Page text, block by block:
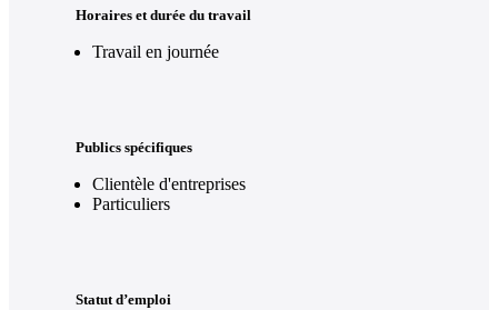
Horaires et durée du travail
Travail en journée
Publics spécifiques
Clientèle d'entreprises
Particuliers
Statut d’emploi